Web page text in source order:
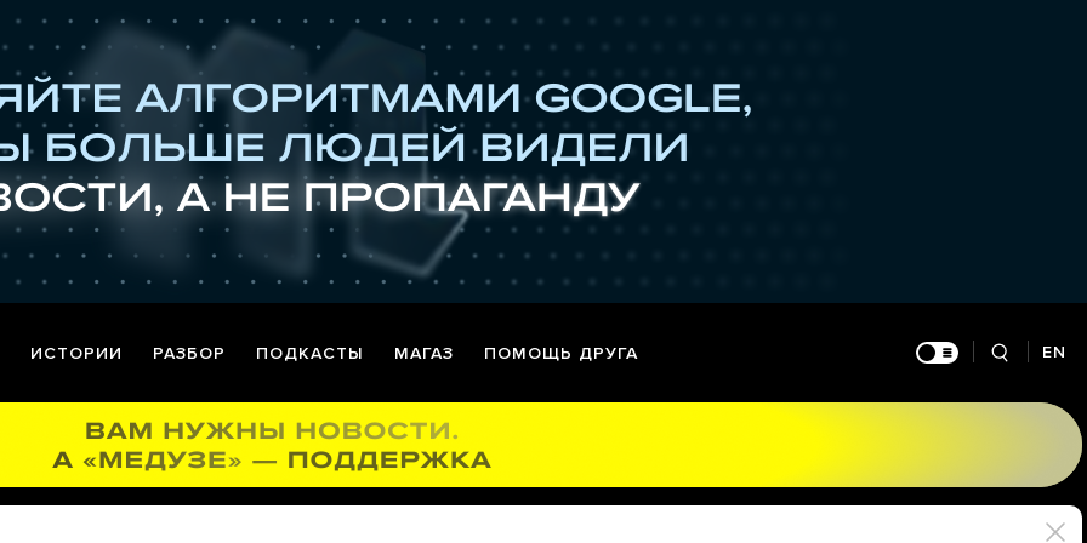
ИСТОРИИ РАЗБОР ПОДКАСТЫ МАГАЗ ПОМОЩЬ ДРУГА EN